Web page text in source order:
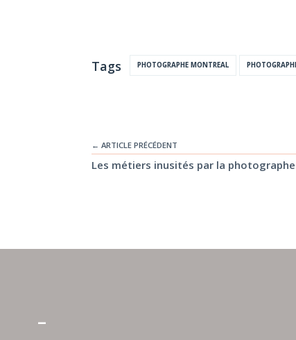
Tags PHOTOGRAPHE MONTREAL
← ARTICLE PRÉCÉDENT
Les métiers inusités par la photographe
–